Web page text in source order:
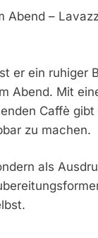
Erschleicht
Zu Den
An
Abend –
er ein ruhiger
Abend. Mit
Caffè
zu machen.
als